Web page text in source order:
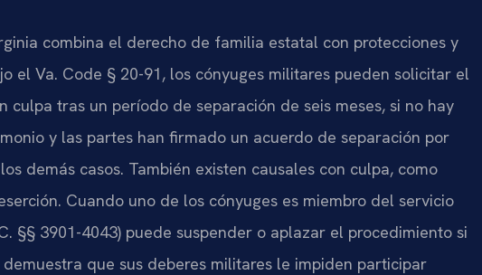
combina el derecho de familia estatal con protecciones y
el Va. Code § 20-91, los cónyuges militares pueden solicitar el
culpa tras un período de separación de seis meses, si no hay
y las partes han firmado un acuerdo de separación por
demás casos. También existen causales con culpa, como
Cuando uno de los cónyuges es miembro del servicio
§§ 3901-4043) puede suspender o aplazar el procedimiento si
que sus deberes militares le impiden participar